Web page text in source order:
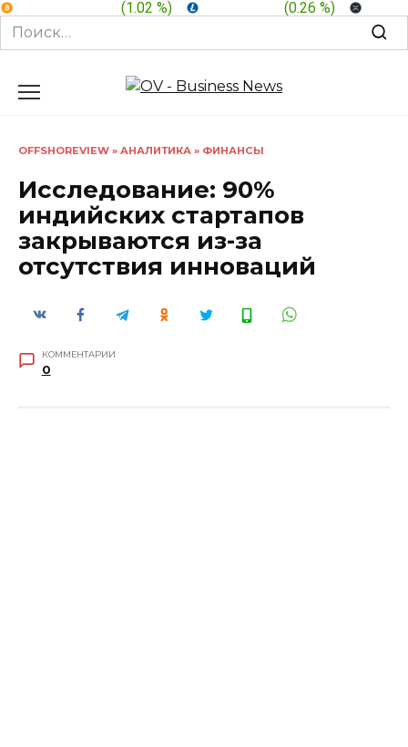
(1.02 %) (0.26 %)
Search
for:
OFFSHOREVIEW » АНАЛИТИКА » ФИНАНСЫ
Исследование: 90%
индийских стартапов
закрываются из-за
отсутствия инноваций
КОММЕНТАРИИ
0